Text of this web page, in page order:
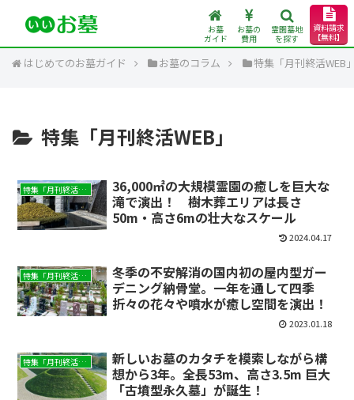
お墓
ガイド
お墓の
費用
霊園墓地
を探す
資料請求
【無料】
はじめてのお墓ガイド お墓のコラム 特集「月刊終活WEB
特集「月刊終活WEB」
特集「月刊終活WEB」
36,000㎡の大規模霊園の癒しを巨大な
滝で演出！ 樹木葬エリアは長さ
50m・高さ6mの壮大なスケール
2024.04.17
特集「月刊終活WEB」
冬季の不安解消の国内初の屋内型ガー
デニング納骨堂。一年を通して四季
折々の花々や噴水が癒し空間を演出！
2023.01.18
特集「月刊終活WEB」
新しいお墓のカタチを模索しながら構
想から3年。全長53m、高さ3.5m 巨大
「古墳型永久墓」が誕生！